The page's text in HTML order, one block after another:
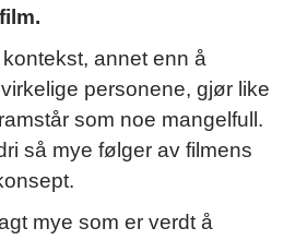
annet enn å
personene, gjør like
som noe mangelfull.
så mye følger av filmens
mye som er verdt å